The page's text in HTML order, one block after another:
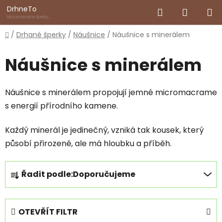
Přejít
na
obsah
DrhneTo
Micromacrame šperky
Hledat
KOŠÍK
Domů
/ Drhané šperky / Náušnice / Náušnice s minerálem
Náušnice s minerálem
Náušnice s minerálem propojují jemné micromacrame
s energií přírodního kamene.
Každý minerál je jedinečný, vzniká tak kousek, který
působí přirozeně, ale má hloubku a příběh.
Ř
a
z
e
n
Řadit podle:Doporučujeme
OTEVŘÍT FILTR